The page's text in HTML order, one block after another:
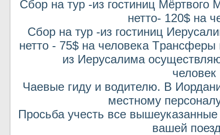
Сбор на тур -из гостиниц Мёртвого
нетто- 120$ на
Сбор на тур -из гостиниц
нетто - 75$ на человека
из Иерусалима
человек
Чаевые гиду и водителю. В
местному
Просьба учесть все
вашей